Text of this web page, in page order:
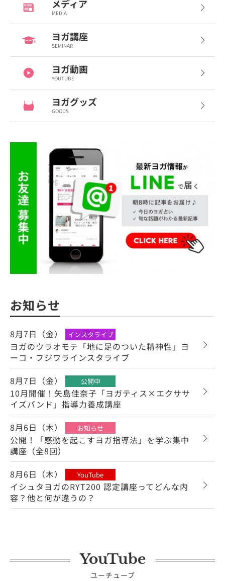
メディア
MEDIA
ヨガ講座
SEMINAR
ヨガ動画
YOUTUBE
ヨガグッズ
GOODS
お知らせ
8月7日（金） インスタライブ
ヨガのウラオモテ「地に足のついた精神性」ヨ
ーコ・フジワラインスタライブ
8月7日（金）
公開中
10月開催！矢島佳奈子「ヨガティス×エクササ
イズバンド」指導力養成講座
8月6日（木）
お知らせ
公開！「感動を起こすヨガ指導法」を学ぶ集中
講座（全8回）
8月6日（木）
YouTube
イシュタヨガのRYT200 認定講座ってどんな内
容？他と何が違うの？
YouTube
ユーチューブ